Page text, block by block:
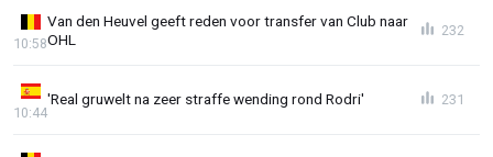
Van den Heuvel geeft reden voor transfer van Club naar
OHL
10:58
232
'Real gruwelt na zeer straffe wending rond Rodri'
10:44
231